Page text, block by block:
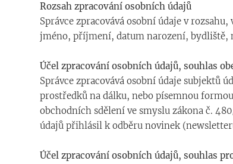
Rozsah zpracování osobních údajů
Správce zpracovává osobní údaje v
jméno, příjmení, datum narození,
Účel zpracování osobních údajů, souhlas
Správce zpracovává osobní údaje subjektů
prostředků na dálku, nebo písemnou
obchodních sdělení ve smyslu zákona č.
údajů přihlásil k odběru novinek
Účel zpracování osobních údajů, souhlas